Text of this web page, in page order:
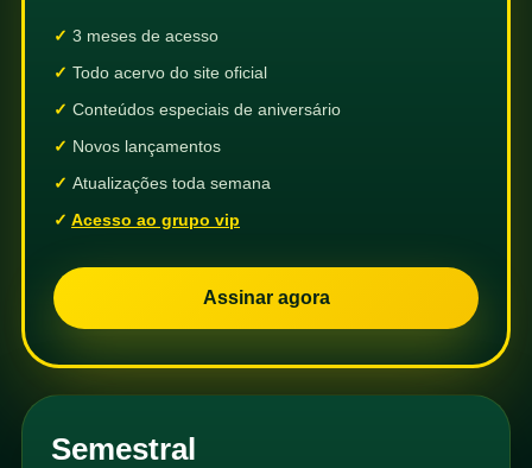
3 meses de acesso
Todo acervo do site oficial
Conteúdos especiais de aniversário
Novos lançamentos
Atualizações toda semana
Acesso ao grupo vip
Assinar agora
Semestral